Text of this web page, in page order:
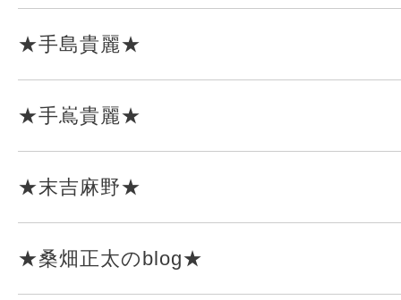
★手島貴麗★
★手嶌貴麗★
★末吉麻野★
★桑畑正太のblog★